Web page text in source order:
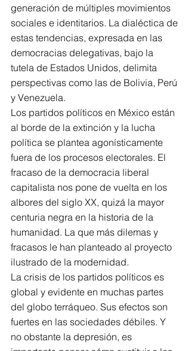
generación de múltiples movimientos
sociales e identitarios. La dialéctica de
estas tendencias, expresada en las
democracias delegativas, bajo la
tutela de Estados Unidos, delimita
perspectivas como las de Bolivia, Perú
y Venezuela.
Los partidos políticos en México están
al borde de la extinción y la lucha
política se plantea agonísticamente
fuera de los procesos electorales. El
fracaso de la democracia liberal
capitalista nos pone de vuelta en los
albores del siglo XX, quizá la mayor
centuria negra en la historia de la
humanidad. La que más dilemas y
fracasos le han planteado al proyecto
ilustrado de la modernidad.
La crisis de los partidos políticos es
global y evidente en muchas partes
del globo terráqueo. Sus efectos son
fuertes en las sociedades débiles. Y
no obstante la depresión, es